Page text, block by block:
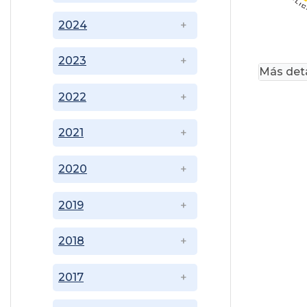
2017
2018
2019
2020
2021
2022
2023
2024
Más